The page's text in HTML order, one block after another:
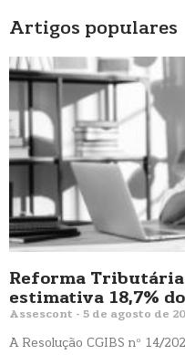
Artigos populares
Reforma
estimativa 18,7%
Assescont 5 de agosto de
A Resolução CGIBS nº 14/